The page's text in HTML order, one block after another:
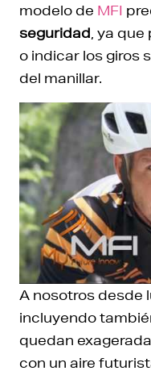
modelo de MFI
seguridad , ya
o indicar los giros
del manillar.
A nosotros desde
incluyendo
quedan
con un aire